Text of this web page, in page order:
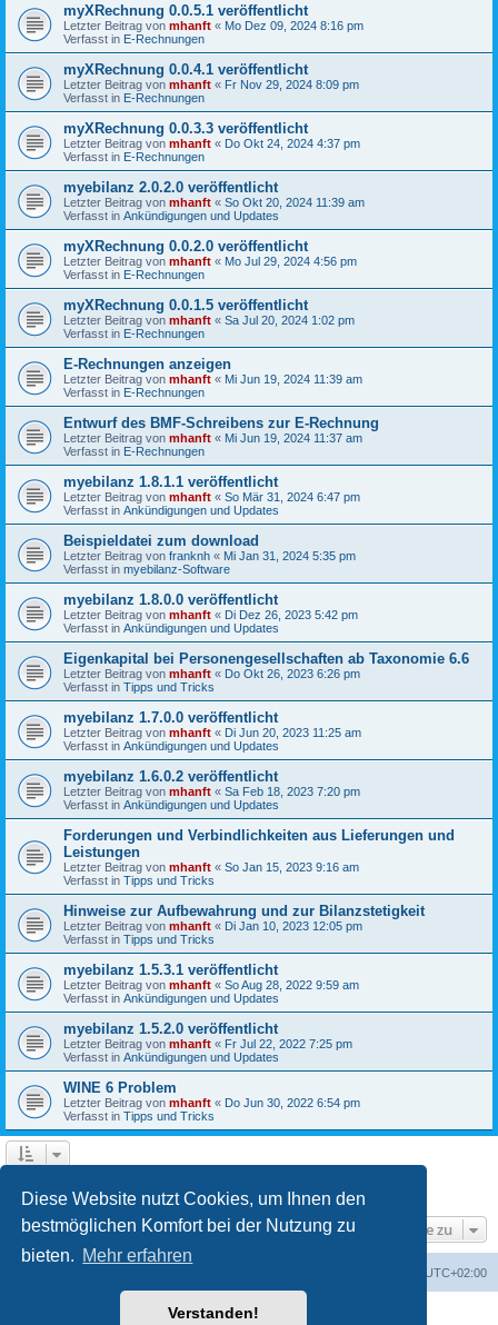
Diese Website nutzt Cookies, um Ihnen den
bestmöglichen Komfort bei der Nutzung zu
bieten. Mehr erfahren
Verstanden!
myXRechnung 0.0.5.1 veröffentlicht
Letzter Beitrag von mhanft « Mo Dez 09, 2024 8:16 pm
Verfasst in E-Rechnungen
myXRechnung 0.0.4.1 veröffentlicht
Letzter Beitrag von mhanft « Fr Nov 29, 2024 8:09 pm
Verfasst in E-Rechnungen
myXRechnung 0.0.3.3 veröffentlicht
Letzter Beitrag von mhanft « Do Okt 24, 2024 4:37 pm
Verfasst in E-Rechnungen
myebilanz 2.0.2.0 veröffentlicht
Letzter Beitrag von mhanft « So Okt 20, 2024 11:39 am
Verfasst in Ankündigungen und Updates
myXRechnung 0.0.2.0 veröffentlicht
Letzter Beitrag von mhanft « Mo Jul 29, 2024 4:56 pm
Verfasst in E-Rechnungen
myXRechnung 0.0.1.5 veröffentlicht
Letzter Beitrag von mhanft « Sa Jul 20, 2024 1:02 pm
Verfasst in E-Rechnungen
E-Rechnungen anzeigen
Letzter Beitrag von mhanft « Mi Jun 19, 2024 11:39 am
Verfasst in E-Rechnungen
Entwurf des BMF-Schreibens zur E-Rechnung
Letzter Beitrag von mhanft « Mi Jun 19, 2024 11:37 am
Verfasst in E-Rechnungen
myebilanz 1.8.1.1 veröffentlicht
Letzter Beitrag von mhanft « So Mär 31, 2024 6:47 pm
Verfasst in Ankündigungen und Updates
Beispieldatei zum download
Letzter Beitrag von franknh « Mi Jan 31, 2024 5:35 pm
Verfasst in myebilanz-Software
myebilanz 1.8.0.0 veröffentlicht
Letzter Beitrag von mhanft « Di Dez 26, 2023 5:42 pm
Verfasst in Ankündigungen und Updates
Eigenkapital bei Personengesellschaften ab Taxonomie 6.6
Letzter Beitrag von mhanft « Do Okt 26, 2023 6:26 pm
Verfasst in Tipps und Tricks
myebilanz 1.7.0.0 veröffentlicht
Letzter Beitrag von mhanft « Di Jun 20, 2023 11:25 am
Verfasst in Ankündigungen und Updates
myebilanz 1.6.0.2 veröffentlicht
Letzter Beitrag von mhanft « Sa Feb 18, 2023 7:20 pm
Verfasst in Ankündigungen und Updates
Forderungen und Verbindlichkeiten aus Lieferungen und
Leistungen
Letzter Beitrag von mhanft « So Jan 15, 2023 9:16 am
Verfasst in Tipps und Tricks
Hinweise zur Aufbewahrung und zur Bilanzstetigkeit
Letzter Beitrag von mhanft « Di Jan 10, 2023 12:05 pm
Verfasst in Tipps und Tricks
myebilanz 1.5.3.1 veröffentlicht
Letzter Beitrag von mhanft « So Aug 28, 2022 9:59 am
Verfasst in Ankündigungen und Updates
myebilanz 1.5.2.0 veröffentlicht
Letzter Beitrag von mhanft « Fr Jul 22, 2022 7:25 pm
Verfasst in Ankündigungen und Updates
WINE 6 Problem
Letzter Beitrag von mhanft « Do Jun 30, 2022 6:54 pm
Verfasst in Tipps und Tricks
Gehe zu
UTC+02:00
Powered byphpBB® Forum Software © phpBB Limited